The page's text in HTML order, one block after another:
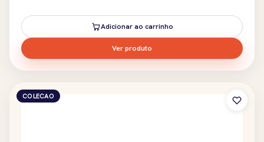
Adicionar ao carrinho
Ver produto
COLECAO